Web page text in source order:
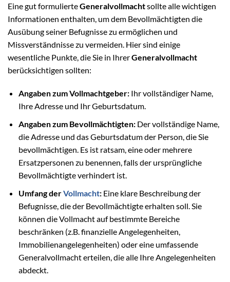
Eine gut formulierteGeneralvollmachtsollte alle wichtigen
Informationen enthalten, um dem Bevollmächtigten die
Ausübung seiner Befugnisse zu ermöglichen und
Missverständnisse zu vermeiden. Hier sind einige
wesentliche Punkte, die Sie in IhrerGeneralvollmacht
berücksichtigen sollten:
Angaben zum Vollmachtgeber:Ihr vollständiger Name,
Ihre Adresse und Ihr Geburtsdatum.
Angaben zum Bevollmächtigten:Der vollständige Name,
die Adresse und das Geburtsdatum der Person, die Sie
bevollmächtigen. Es ist ratsam, eine oder mehrere
Ersatzpersonen zu benennen, falls der ursprüngliche
Bevollmächtigte verhindert ist.
Umfang derVollmacht:Eine klare Beschreibung der
Befugnisse, die der Bevollmächtigte erhalten soll. Sie
können die Vollmacht auf bestimmte Bereiche
beschränken (z.B. finanzielle Angelegenheiten,
Immobilienangelegenheiten) oder eine umfassende
Generalvollmacht erteilen, die alle Ihre Angelegenheiten
abdeckt.